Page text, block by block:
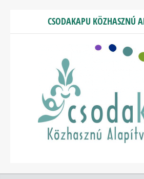
CSODAKAPU KÖZHASZNÚ